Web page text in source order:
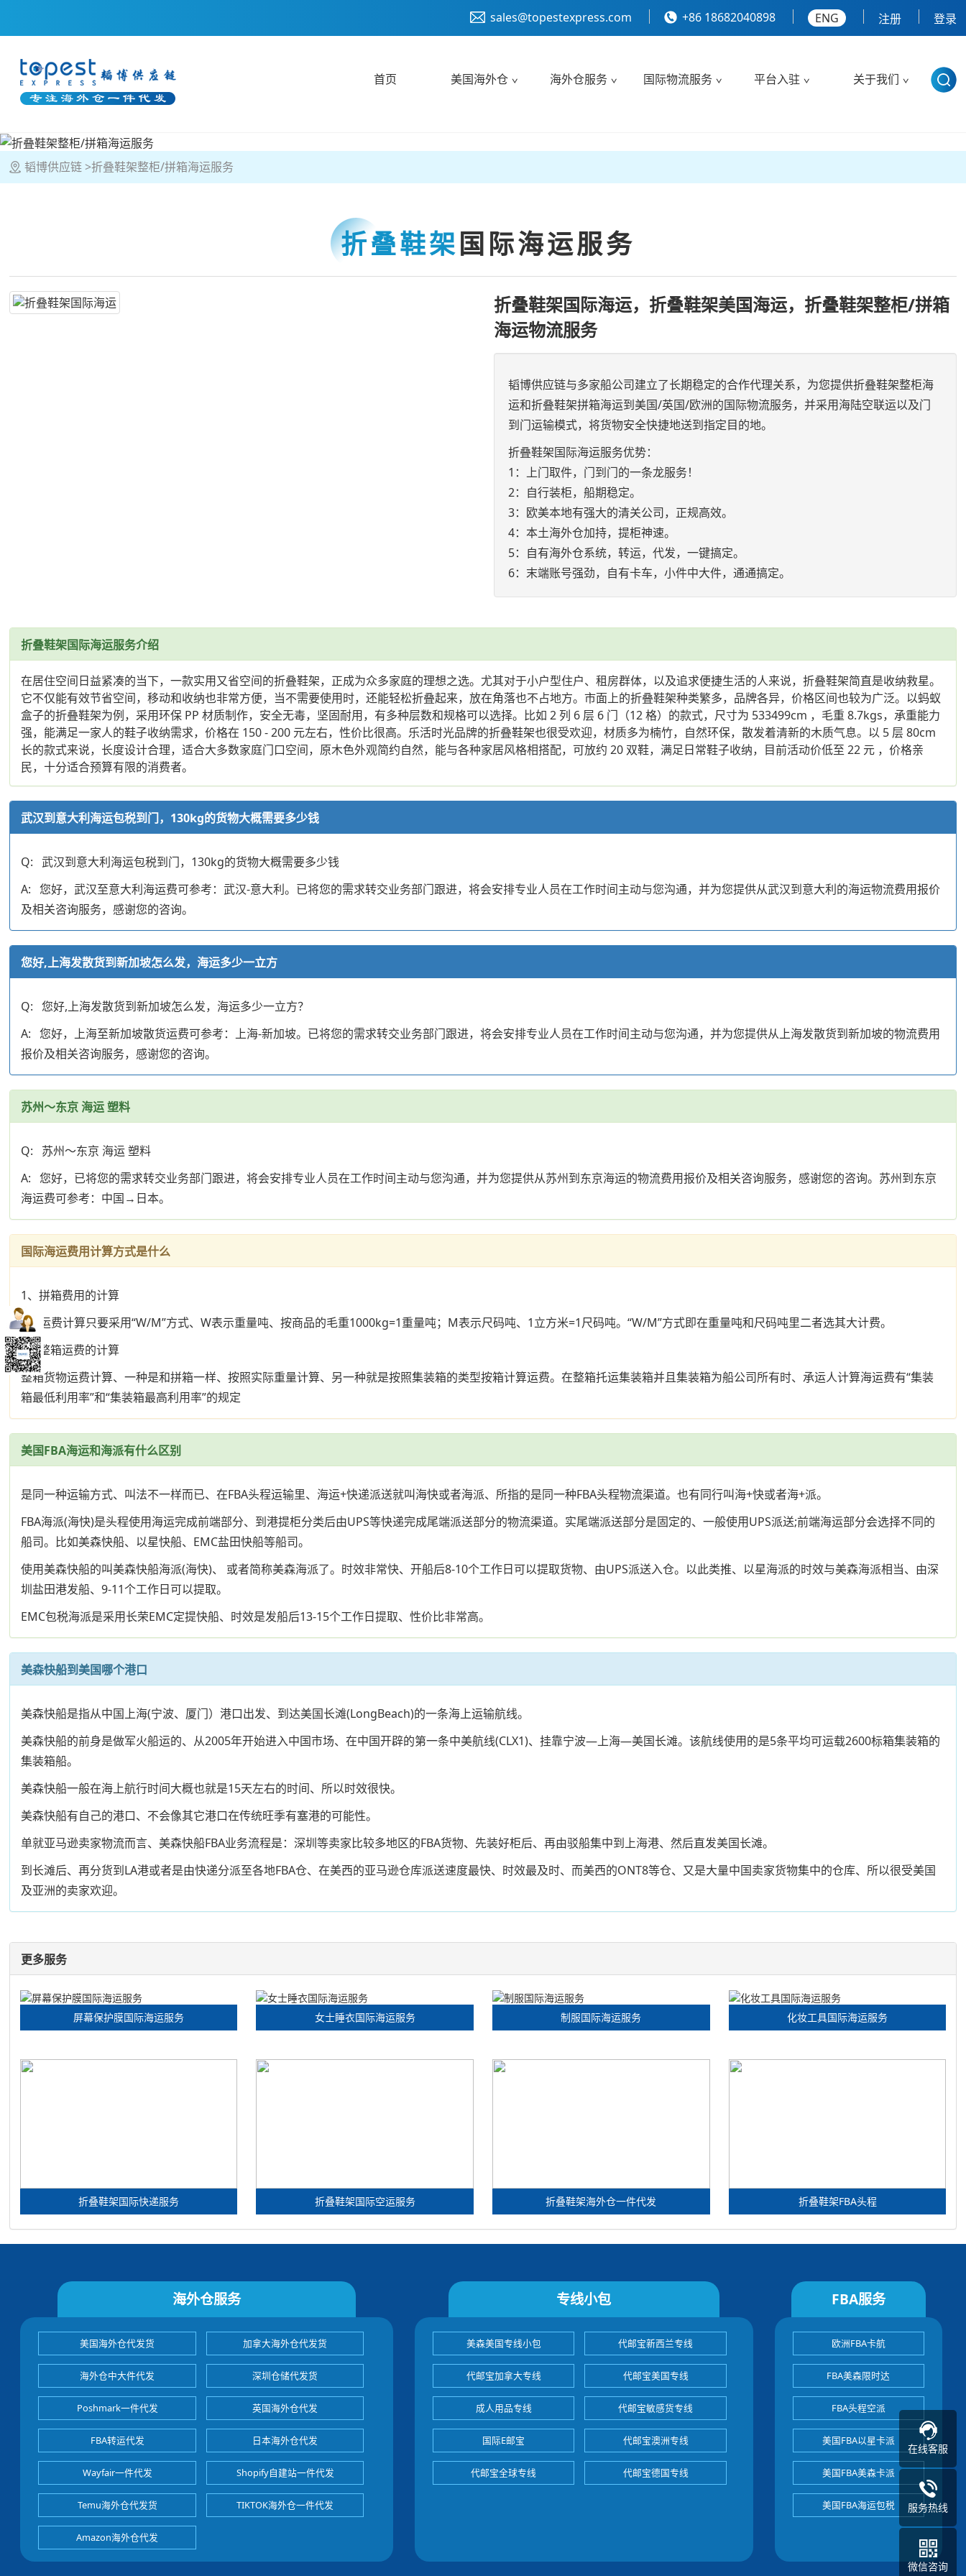
sales@topestexpress.com +86 18682040898 ENG 注册 登录
首页 美国海外仓 海外仓服务 国际物流服务 平台入驻 关于我们
韬博供应链 折叠鞋架整柜/拼箱海运服务
折叠鞋架 国际海运服务
折叠鞋架国际海运，折叠鞋架美国海运，折叠鞋架整柜/拼箱
海运物流服务
韬博供应链与多家船公司建立了长期稳定的合作代理关系，为您提供折叠鞋架整柜海
运和折叠鞋架拼箱海运到美国/英国/欧洲的国际物流服务，并采用海陆空联运以及门
到门运输模式，将货物安全快捷地送到指定目的地。
折叠鞋架国际海运服务优势：
1：上门取件，门到门的一条龙服务！
2：自行装柜，船期稳定。
3：欧美本地有强大的清关公司，正规高效。
4：本土海外仓加持，提柜神速。
5：自有海外仓系统，转运，代发，一键搞定。
6：末端账号强劲，自有卡车，小件中大件，通通搞定。
折叠鞋架国际海运服务介绍
在居住空间日益紧凑的当下，一款实用又省空间的折叠鞋架，正成为众多家庭的理想之选。尤其对于小户型住户、租房群体，以及追求便捷生活的人来说，折叠鞋架简直是收纳救星。
它不仅能有效节省空间，移动和收纳也非常方便，当不需要使用时，还能轻松折叠起来，放在角落也不占地方。市面上的折叠鞋架种类繁多，品牌各异，价格区间也较为广泛。以蚂蚁
盒子的折叠鞋架为例，采用环保 PP 材质制作，安全无毒，坚固耐用，有多种层数和规格可以选择。比如 2 列 6 层 6 门（12 格）的款式，尺寸为 533499cm ，毛重 8.7kgs，承重能力
强，能满足一家人的鞋子收纳需求，价格在 150 - 200 元左右，性价比很高。乐活时光品牌的折叠鞋架也很受欢迎，材质多为楠竹，自然环保，散发着清新的木质气息。以 5 层 80cm
长的款式来说，长度设计合理，适合大多数家庭门口空间，原木色外观简约自然，能与各种家居风格相搭配，可放约 20 双鞋，满足日常鞋子收纳，目前活动价低至 22 元 ，价格亲
民，十分适合预算有限的消费者。
武汉到意大利海运包税到门，130kg的货物大概需要多少钱
Q: 武汉到意大利海运包税到门，130kg的货物大概需要多少钱
A: 您好，武汉至意大利海运费可参考：武汉-意大利。已将您的需求转交业务部门跟进，将会安排专业人员在工作时间主动与您沟通，并为您提供从武汉到意大利的海运物流费用报价
及相关咨询服务，感谢您的咨询。
您好,上海发散货到新加坡怎么发，海运多少一立方
Q: 您好,上海发散货到新加坡怎么发，海运多少一立方？
A: 您好，上海至新加坡散货运费可参考：上海-新加坡。已将您的需求转交业务部门跟进，将会安排专业人员在工作时间主动与您沟通，并为您提供从上海发散货到新加坡的物流费用
报价及相关咨询服务，感谢您的咨询。
苏州～东京 海运 塑料
Q: 苏州～东京 海运 塑料
A: 您好，已将您的需求转交业务部门跟进，将会安排专业人员在工作时间主动与您沟通，并为您提供从苏州到东京海运的物流费用报价及相关咨询服务，感谢您的咨询。苏州到东京
海运费可参考：中国→日本。
国际海运费用计算方式是什么
1、拼箱费用的计算
LCL运费计算只要采用“W/M”方式、W表示重量吨、按商品的毛重1000kg=1重量吨；M表示尺码吨、1立方米=1尺码吨。“W/M”方式即在重量吨和尺码吨里二者选其大计费。
2、整箱运费的计算
整箱货物运费计算、一种是和拼箱一样、按照实际重量计算、另一种就是按照集装箱的类型按箱计算运费。在整箱托运集装箱并且集装箱为船公司所有时、承运人计算海运费有“集装
箱最低利用率”和“集装箱最高利用率”的规定
美国FBA海运和海派有什么区别
是同一种运输方式、叫法不一样而已、在FBA头程运输里、海运+快递派送就叫海快或者海派、所指的是同一种FBA头程物流渠道。也有同行叫海+快或者海+派。
FBA海派(海快)是头程使用海运完成前端部分、到港提柜分类后由UPS等快递完成尾端派送部分的物流渠道。实尾端派送部分是固定的、一般使用UPS派送;前端海运部分会选择不同的
船司。比如美森快船、以星快船、EMC盐田快船等船司。
使用美森快船的叫美森快船海派(海快)、 或者简称美森海派了。时效非常快、开船后8-10个工作日可以提取货物、由UPS派送入仓。以此类推、以星海派的时效与美森海派相当、由深
圳盐田港发船、9-11个工作日可以提取。
EMC包税海派是采用长荣EMC定提快船、时效是发船后13-15个工作日提取、性价比非常高。
美森快船到美国哪个港口
美森快船是指从中国上海(宁波、厦门）港口出发、到达美国长滩(LongBeach)的一条海上运输航线。
美森快船的前身是做军火船运的、从2005年开始进入中国市场、在中国开辟的第一条中美航线(CLX1)、挂靠宁波—上海—美国长滩。该航线使用的是5条平均可运载2600标箱集装箱的
集装箱船。
美森快船一般在海上航行时间大概也就是15天左右的时间、所以时效很快。
美森快船有自己的港口、不会像其它港口在传统旺季有塞港的可能性。
单就亚马逊卖家物流而言、美森快船FBA业务流程是：深圳等卖家比较多地区的FBA货物、先装好柜后、再由驳船集中到上海港、然后直发美国长滩。
到长滩后、再分货到LA港或者是由快递分派至各地FBA仓、在美西的亚马逊仓库派送速度最快、时效最及时、而美西的ONT8等仓、又是大量中国卖家货物集中的仓库、所以很受美国
及亚洲的卖家欢迎。
更多服务
屏幕保护膜国际海运服务 女士睡衣国际海运服务 制服国际海运服务 化妆工具国际海运服务
折叠鞋架国际快递服务 折叠鞋架国际空运服务 折叠鞋架海外仓一件代发 折叠鞋架FBA头程
海外仓服务
美国海外仓代发货 加拿大海外仓代发货
海外仓中大件代发 深圳仓储代发货
Poshmark一件代发 英国海外仓代发
FBA转运代发 日本海外仓代发
Wayfair一件代发 Shopify自建站一件代发
Temu海外仓代发货 TIKTOK海外仓一件代发
Amazon海外仓代发
专线小包
美森美国专线小包 代邮宝新西兰专线
代邮宝加拿大专线 代邮宝美国专线
成人用品专线 代邮宝敏感货专线
国际E邮宝 代邮宝澳洲专线
代邮宝全球专线 代邮宝德国专线
FBA服务
欧洲FBA卡航
FBA美森限时达
FBA头程空派
美国FBA以星卡派
美国FBA美森卡派
美国FBA海运包税
在线客服
服务热线
微信咨询